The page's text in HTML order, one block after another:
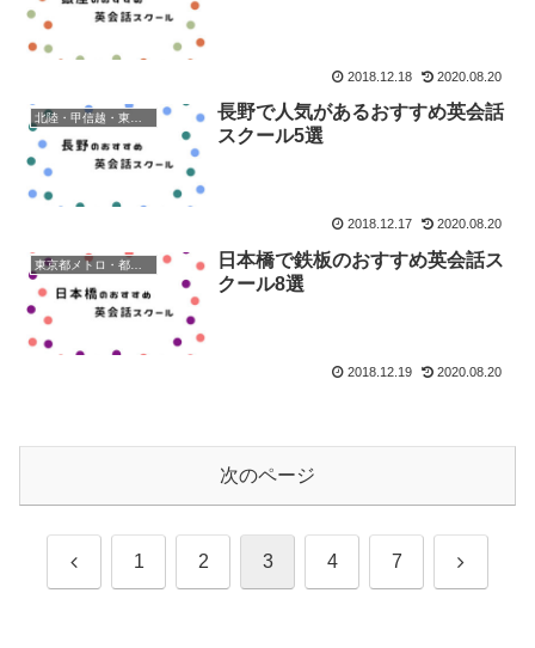
2018.12.18 2020.08.20
長野で人気があるおすすめ英会話
スクール5選
2018.12.17 2020.08.20
東京都メトロ・都営地下鉄
日本橋で鉄板のおすすめ英会話ス
クール8選
2018.12.19 2020.08.20
次のページ
前 1 2 3 4 7 次